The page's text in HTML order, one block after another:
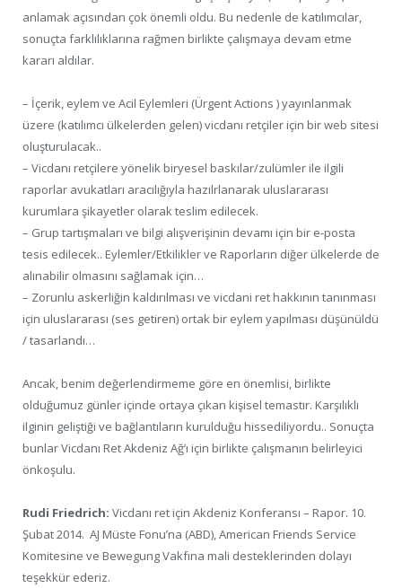
anlamak açısından çok önemli oldu. Bu nedenle de katılımcılar,
sonuçta farklılıklarına rağmen birlikte çalışmaya devam etme
kararı aldılar.
– İçerik, eylem ve Acil Eylemleri (Ürgent Actions ) yayınlanmak
üzere (katılımcı ülkelerden gelen) vicdanı retçiler için bir web sitesi
oluşturulacak..
– Vicdanı retçilere yönelik biryesel baskılar/zulümler ile ilgili
raporlar avukatları aracılığıyla hazılrlanarak uluslararası
kurumlara şikayetler olarak teslim edilecek.
– Grup tartışmaları ve bilgi alışverişinin devamı için bir e-posta
tesis edilecek.. Eylemler/Etkilikler ve Raporların diğer ülkelerde de
alınabilir olmasını sağlamak için…
– Zorunlu askerliğin kaldırılması ve vicdani ret hakkının tanınması
için uluslararası (ses getiren) ortak bir eylem yapılması düşünüldü
/ tasarlandı…
Ancak, benim değerlendirmeme göre en önemlisi, birlikte
olduğumuz günler içinde ortaya çıkan kişisel temastır. Karşılıklı
ilginin geliştiği ve bağlantıların kurulduğu hissediliyordu.. Sonuçta
bunlar Vicdanı Ret Akdeniz Ağ’ı için birlikte çalışmanın belirleyici
önkoşulu.
Rudi Friedrich: Vicdanı ret için Akdeniz Konferansı – Rapor. 10.
Şubat 2014. AJ Müste Fonu’na (ABD), American Friends Service
Komitesine ve Bewegung Vakfına mali desteklerinden dolayı
teşekkür ederiz.